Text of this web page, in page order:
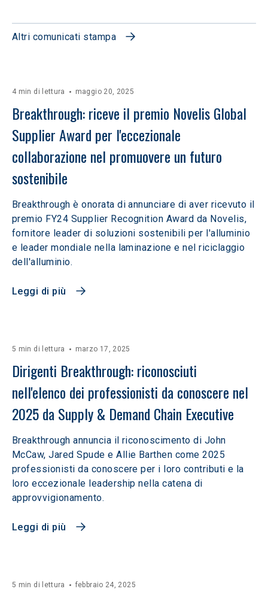
Altri comunicati stampa
4 min di lettura maggio 20, 2025
Breakthrough: riceve il premio Novelis Global
Supplier Award per l'eccezionale
collaborazione nel promuovere un futuro
sostenibile
Breakthrough è onorata di annunciare di aver ricevuto il
premio FY24 Supplier Recognition Award da Novelis,
fornitore leader di soluzioni sostenibili per l'alluminio
e leader mondiale nella laminazione e nel riciclaggio
dell'alluminio.
Leggi di più
5 min di lettura marzo 17, 2025
Dirigenti Breakthrough: riconosciuti
nell'elenco dei professionisti da conoscere nel
2025 da Supply & Demand Chain Executive
Breakthrough annuncia il riconoscimento di John
McCaw, Jared Spude e Allie Barthen come 2025
professionisti da conoscere per i loro contributi e la
loro eccezionale leadership nella catena di
approvvigionamento.
Leggi di più
5 min di lettura febbraio 24, 2025